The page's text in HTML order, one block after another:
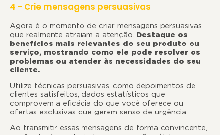
4 - Crie mensagens persuasivas
Agora é o momento de criar mensagens persuasivas
que realmente atraiam a atenção. Destaque os
benefícios mais relevantes do seu produto ou
serviço, mostrando como ele pode resolver os
problemas ou atender às necessidades do seu
Utilize técnicas persuasivas, como depoimentos de
clientes satisfeitos, dados estatísticos que
comprovem a eficácia do que você oferece ou
ofertas exclusivas que gerem senso de urgência.
Ao transmitir essas mensagens de forma convincente,